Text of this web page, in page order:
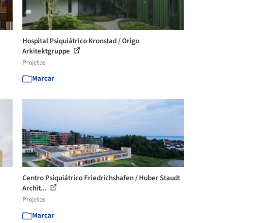
Hospital Psiquiátrico Kronstad / Origo
Arkitektgruppe
Projetos
Marcar
Centro Psiquiátrico Friedrichshafen / Huber Staudt
Archit...
Projetos
Marcar